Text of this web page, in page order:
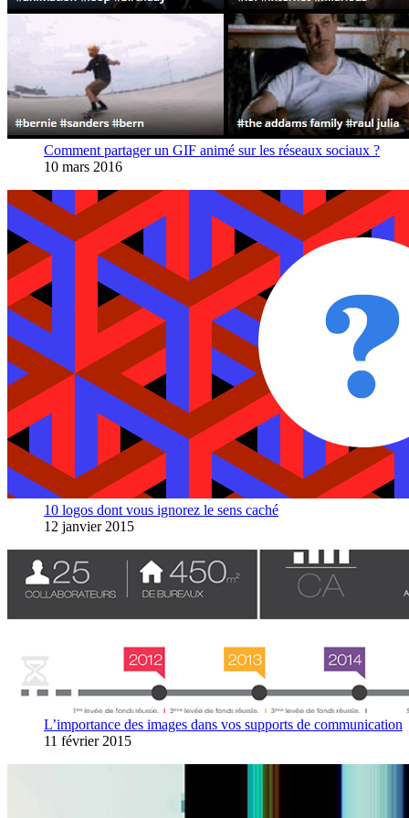
Comment partager un GIF animé sur les réseaux sociaux ?
10 mars 2016
10 logos dont vous ignorez le sens caché
12 janvier 2015
L’importance des images dans vos supports de communication
11 février 2015